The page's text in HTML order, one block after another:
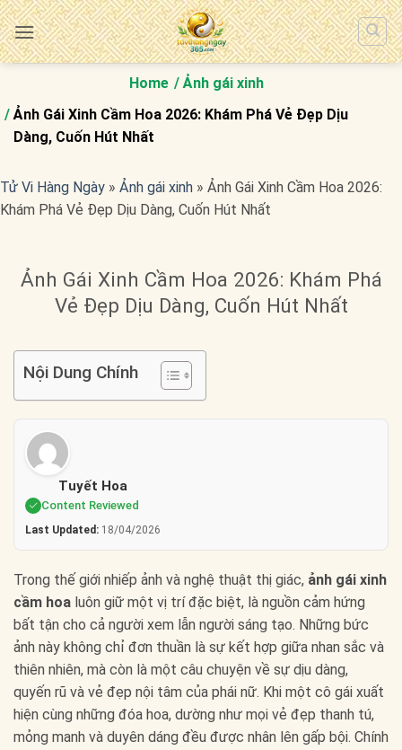
Bỏ
qua
nội
Home
Ảnh gái xinh
Ảnh Gái Xinh Cầm Hoa 2026: Khám Phá Vẻ Đẹp Dịu
Dàng, Cuốn Hút Nhất
Tử Vi Hàng Ngày » Ảnh gái xinh » Ảnh Gái Xinh Cầm Hoa 2026:
Khám Phá Vẻ Đẹp Dịu Dàng, Cuốn Hút Nhất
Ảnh Gái Xinh Cầm Hoa 2026: Khám Phá
Vẻ Đẹp Dịu Dàng, Cuốn Hút Nhất
Nội Dung Chính
Tuyết Hoa
Content Reviewed
Last Updated: 18/04/2026
Trong thế giới nhiếp ảnh và nghệ thuật thị giác, ảnh gái xinh
cầm hoa luôn giữ một vị trí đặc biệt, là nguồn cảm hứng
bất tận cho cả người xem lẫn người sáng tạo. Những bức
ảnh này không chỉ đơn thuần là sự kết hợp giữa nhan sắc và
thiên nhiên, mà còn là một câu chuyện về sự dịu dàng,
quyến rũ và vẻ đẹp nội tâm của phái nữ. Khi một cô gái xuất
hiện cùng những đóa hoa, dường như mọi vẻ đẹp thanh tú,
mỏng manh và duyên dáng đều được nhân lên gấp bội. Chính